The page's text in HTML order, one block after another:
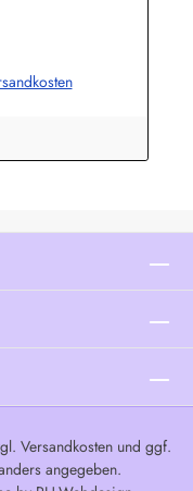
Versandkostenund ggf.
angegeben.